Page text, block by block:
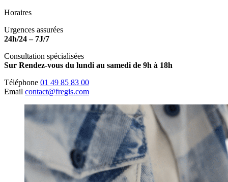
Horaires
Urgences assurées
24h/24 – 7J/7
Consultation spécialisées
Sur Rendez-vous du lundi au samedi de 9h à 18h
Téléphone 01 49 85 83 00
Email contact@fregis.com